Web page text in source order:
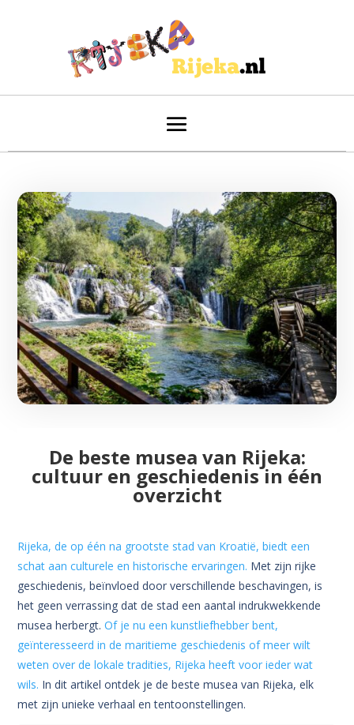
De beste musea van Rijeka:
cultuur en geschiedenis in één
overzicht
Rijeka, de op één na grootste stad van Kroatië, biedt een
schat aan culturele en historische ervaringen. Met zijn rijke
geschiedenis, beïnvloed door verschillende beschavingen, is
het geen verrassing dat de stad een aantal indrukwekkende
musea herbergt. Of je nu een kunstliefhebber bent,
geïnteresseerd in de maritieme geschiedenis of meer wilt
weten over de lokale tradities, Rijeka heeft voor ieder wat
wils. In dit artikel ontdek je de beste musea van Rijeka, elk
met zijn unieke verhaal en tentoonstellingen.